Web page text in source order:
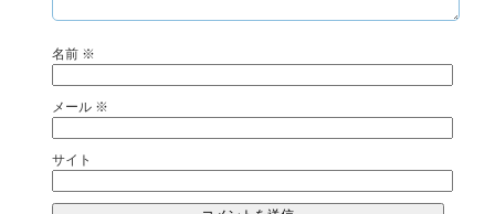
名前 ※
メール ※
サイト